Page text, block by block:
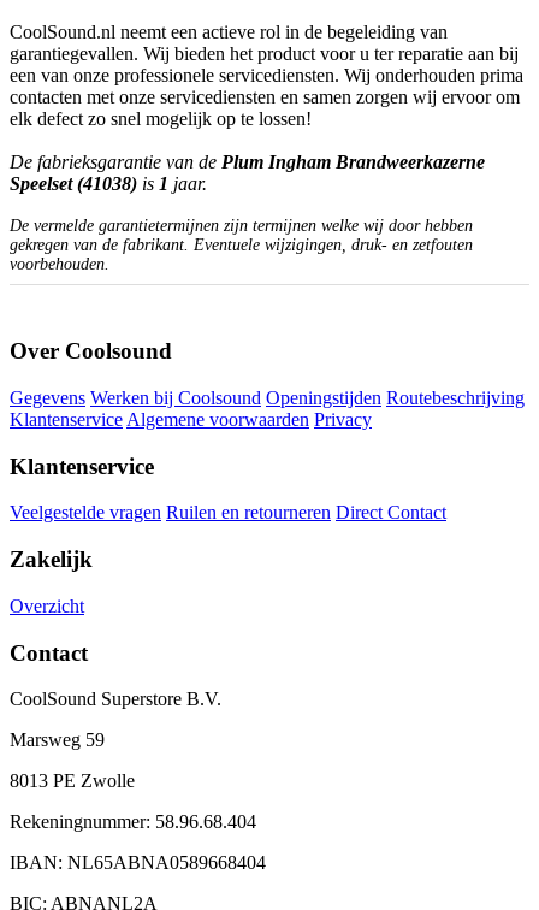
CoolSound.nl neemt een actieve rol in de begeleiding van
garantiegevallen. Wij bieden het product voor u ter reparatie aan bij
een van onze professionele servicediensten. Wij onderhouden prima
contacten met onze servicediensten en samen zorgen wij ervoor om
elk defect zo snel mogelijk op te lossen!
De fabrieksgarantie van de Plum Ingham Brandweerkazerne
Speelset (41038) is 1 jaar.
De vermelde garantietermijnen zijn termijnen welke wij door hebben
gekregen van de fabrikant. Eventuele wijzigingen, druk- en zetfouten
voorbehouden.
Over Coolsound
Gegevens Werken bij Coolsound Openingstijden Routebeschrijving
Klantenservice Algemene voorwaarden Privacy
Klantenservice
Veelgestelde vragen Ruilen en retourneren Direct Contact
Zakelijk
Overzicht
Contact
CoolSound Superstore B.V.
Marsweg 59
8013 PE Zwolle
Rekeningnummer: 58.96.68.404
IBAN: NL65ABNA0589668404
BIC: ABNANL2A